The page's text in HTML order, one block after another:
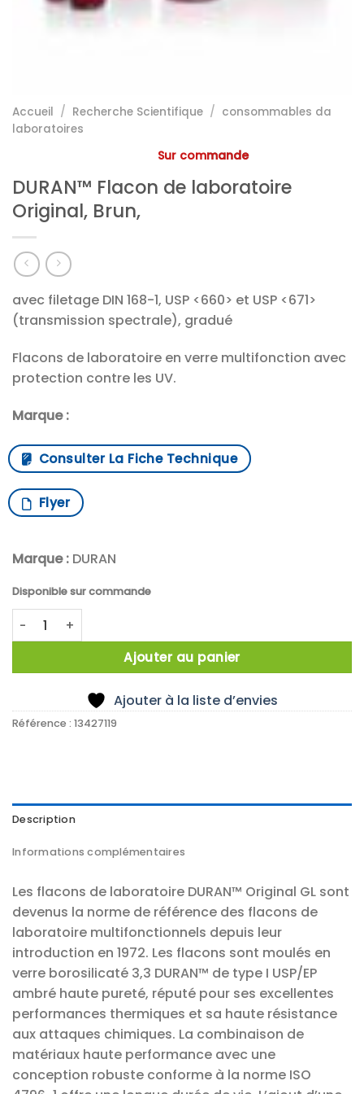
Accueil / Recherche Scientifique / consommables da
laboratoires
Sur commande
DURAN™ Flacon de laboratoire
Original, Brun,
avec filetage DIN 168-1, USP <660> et USP <671>
(transmission spectrale), gradué
Flacons de laboratoire en verre multifonction avec
protection contre les UV.
Marque :
Consulter La Fiche Technique
Flyer
Marque : DURAN
Disponible sur commande
quantité de DURAN™ Flacon de laboratoire Original, Brun,
Ajouter au panier
Ajouter à la liste d’envies
Référence : 13427119
Description
Informations complémentaires
Les flacons de laboratoire DURAN™ Original GL sont
devenus la norme de référence des flacons de
laboratoire multifonctionnels depuis leur
introduction en 1972. Les flacons sont moulés en
verre borosilicaté 3,3 DURAN™ de type I USP/EP
ambré haute pureté, réputé pour ses excellentes
performances thermiques et sa haute résistance
aux attaques chimiques. La combinaison de
matériaux haute performance avec une
conception robuste conforme à la norme ISO